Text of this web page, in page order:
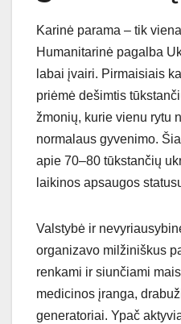
Karinė parama – tik
Humanitarinė pagalba
labai įvairi. Pirmaisiais
priėmė dešimtis
žmonių, kurie vienu rytu
normalaus gyvenimo.
apie 70–80 tūkstančių
laikinos apsaugos
Valstybė ir
organizavo milžiniškus
renkami ir siunčiami
medicinos įranga,
generatoriai. Ypač